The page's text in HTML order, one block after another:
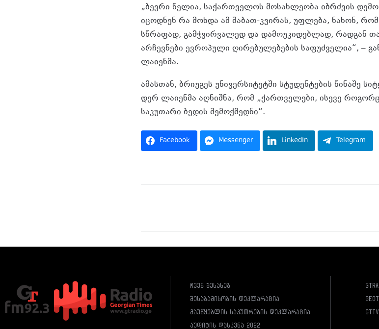
„ბევრი წელია, საქართველოს მოსახლეობა იბრძვის
იცოდნენ რა მოხდა ამ შაბათ-კვირას, უფლება, ნახონ,
სწრაფად, გამჭვირვალედ და დამოუკიდებლად, რადგან
არჩევნები ევროპული ღირებულებების საფუძველია“, –
ლაიენმა.
ამასთან, ბრიუგეს უნივერსიტეტში სტუდენტების წინაშე
დერ ლაიენმა აღნიშნა, რომ „ქართველები, ისევე
საკუთარი ბედის შემოქმედნი“.
Facebook Messenger LinkedIn Telegram
ჩვენ შესახებ
შესაბამისობის დეკლარაცია
მაუწყებლის საკუთრების დეკლარაცია
აუდიტის დასკვნა 2022